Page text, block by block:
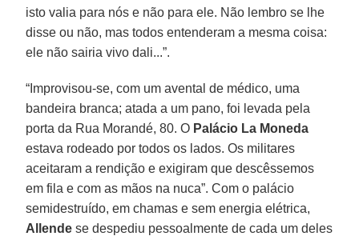
isto valia para nós e não para ele. Não lembro se lhe
disse ou não, mas todos entenderam a mesma coisa:
ele não sairia vivo dali...”.
“Improvisou-se, com um avental de médico, uma
bandeira branca; atada a um pano, foi levada pela
porta da Rua Morandé, 80. O Palácio La Moneda
estava rodeado por todos os lados. Os militares
aceitaram a rendição e exigiram que descêssemos
em fila e com as mãos na nuca”. Com o palácio
semidestruído, em chamas e sem energia elétrica,
Allende se despediu pessoalmente de cada um deles